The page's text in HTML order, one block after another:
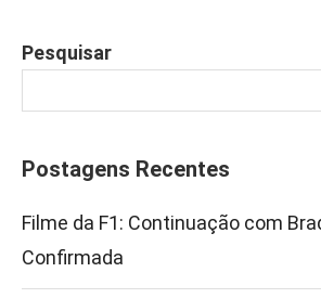
Pesquisar
Postagens Recentes
Filme da F1: Continuação com
Confirmada